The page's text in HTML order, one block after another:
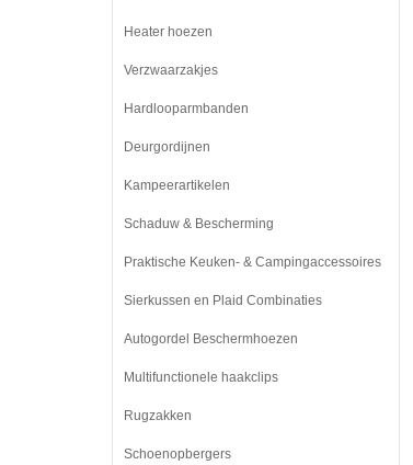
Heater hoezen
Verzwaarzakjes
Hardlooparmbanden
Deurgordijnen
Kampeerartikelen
Schaduw & Bescherming
Praktische Keuken- & Campingaccessoires
Sierkussen en Plaid Combinaties
Autogordel Beschermhoezen
Multifunctionele haakclips
Rugzakken
Schoenopbergers